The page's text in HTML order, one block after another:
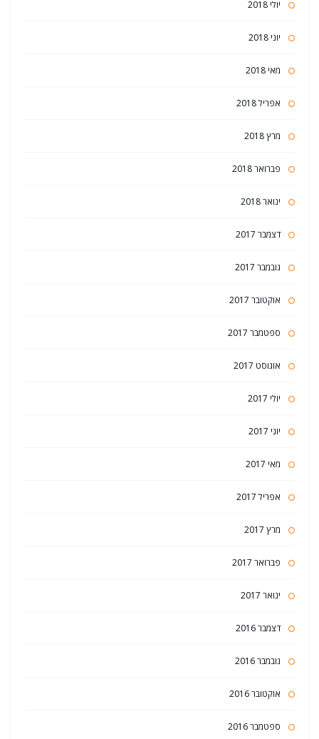
יולי 2018
יוני 2018
מאי 2018
אפריל 2018
מרץ 2018
פברואר 2018
ינואר 2018
דצמבר 2017
נובמבר 2017
אוקטובר 2017
ספטמבר 2017
אוגוסט 2017
יולי 2017
יוני 2017
מאי 2017
אפריל 2017
מרץ 2017
פברואר 2017
ינואר 2017
דצמבר 2016
נובמבר 2016
אוקטובר 2016
ספטמבר 2016